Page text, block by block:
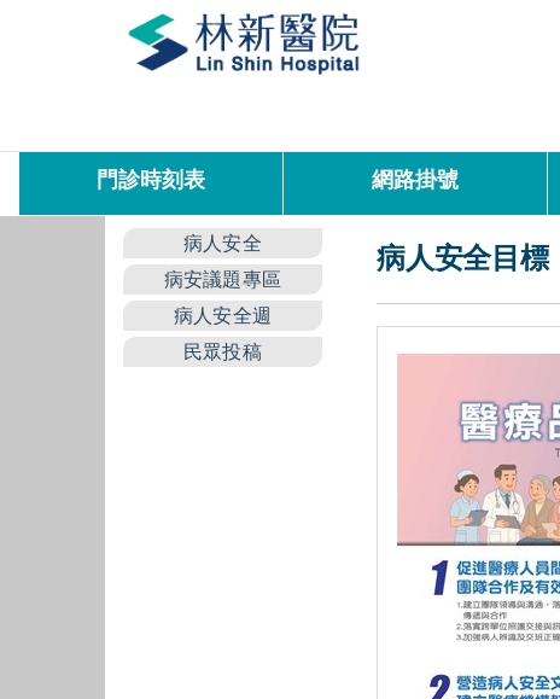
門診時刻表 網路掛號
病人安全
病安議題專區
病人安全週
民眾投稿
病人安全目標